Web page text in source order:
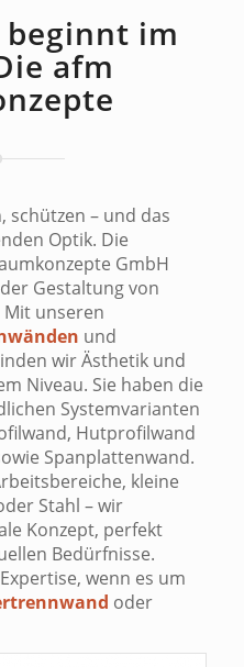
im
afm
– und das
Optik. Die
GmbH
Gestaltung von
unseren
und
wir Ästhetik und
Niveau. Sie haben die
Systemvarianten
Hutprofilwand
Spanplattenwand.
kleine
Stahl – wir
Konzept, perfekt
Bedürfnisse.
wenn es um
oder